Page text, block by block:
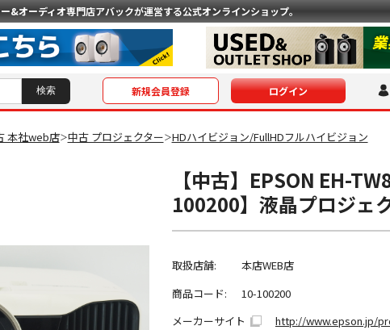
&オーディオ専門店アバックが運営する公式オンラインショップ。
新規会員登録 ログイン
本社web店＞中古 プロジェクター＞HDハイビジョン/FullHDフルハイビジョン
【中古】EPSON EH-
100200】液晶プロジェ
取扱店舗:
本店WEB店
商品コード:
10-100200
メーカーサイト
http://www.epson.jp/